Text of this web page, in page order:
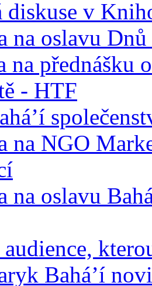
diskuse v
na oslavu
na přednášku
- HTF
na NGO
na oslavu
Bahá’í